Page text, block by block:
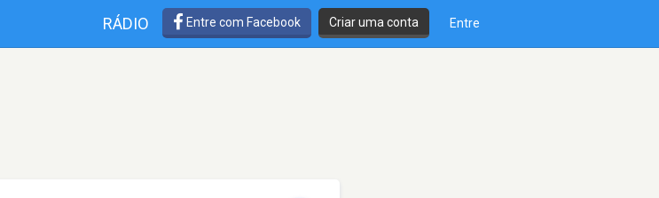
RÁDIO Entre com Facebook Criar uma conta Entre